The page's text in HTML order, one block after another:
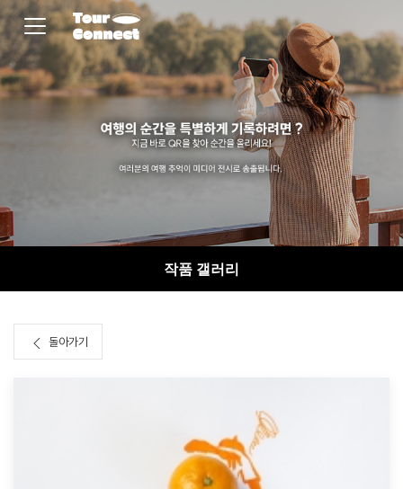
작품 갤러리
돌아가기